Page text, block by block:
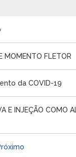
MOMENTO FLETOR
da COVID-19
E INJEÇÃO COMO